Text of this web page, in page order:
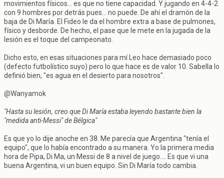
movimientos físicos... es que no tiene capacidad. Y jugando en 4-4-2
con 9 hombres por detrás pues... no puede. De ahí el dramón de la
baja de Di María. El Fideo le da el hombre extra a base de pulmones,
físico y desborde. De hecho, el pase que le mete en la jugada de la
lesión es el toque del campeonato.
Dicho esto, en esas situaciones para mí Leo hace demasiado poco
(defecto futbolístico suyo) pero lo que hace es de valor 10. Sabella lo
definió bien, "es agua en el desierto para nosotros".
@Wanyamok
"Hasta su lesión, creo que Di María estaba leyendo bastante bien la
"medida anti-Messi" de Bélgica"
Es que yo lo dije anoche en 38. Me parecía que Argentina "tenía el
equipo", que lo había encontrado a su manera. Yo la primera media
hora de Pipa, Di Ma, un Messi de 8 a nivel de juego.... Es que vi una
buena Argentina, vi un buen equipo. Sin Di María todo cambia.